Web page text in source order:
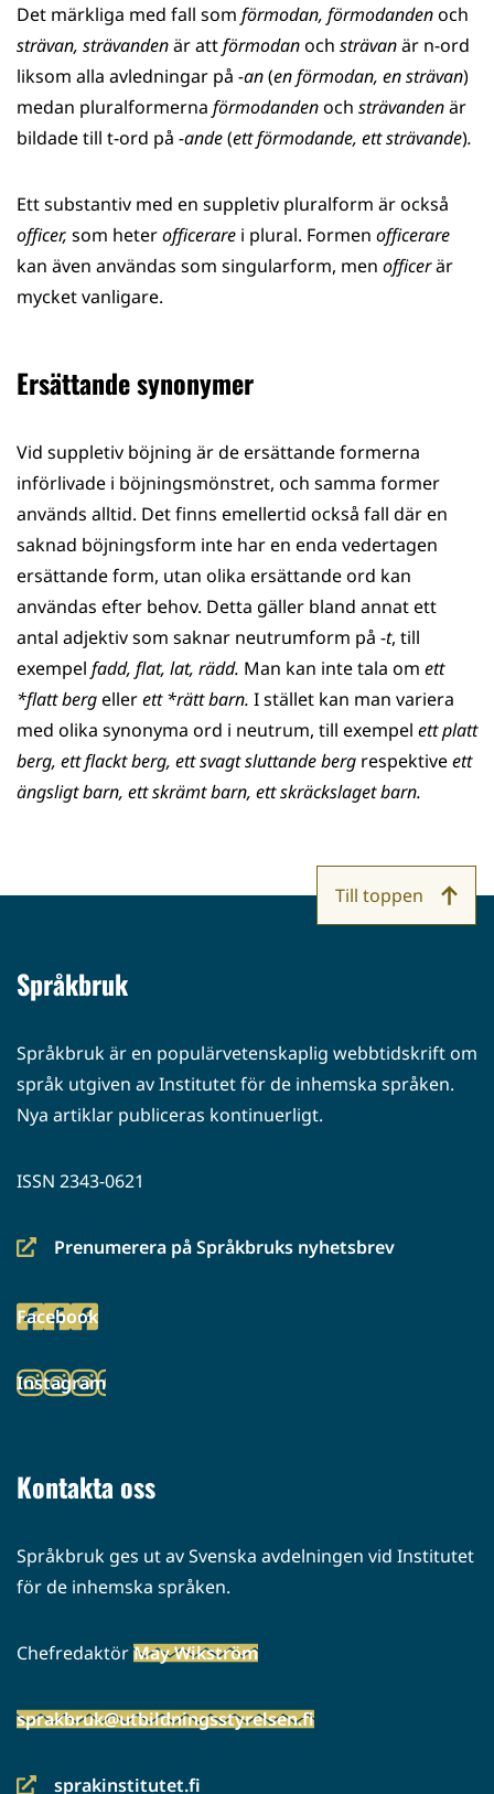
Det märkliga med fall som förmodan, förmodandenoch
strävan, strävandenär attförmodanoch strävanär n-ord
liksom alla avledningar på -an(en förmodan, en strävan)
medan pluralformerna förmodandenoch strävandenär
bildade till t-ord på -ande(ett förmodande, ett strävande).
Ett substantiv med en suppletiv pluralform är också
officer, som heterofficerare i plural. Formen officerare
kan även användas som singularform, men officerär
mycket vanligare.
Ersättande synonymer
Vid suppletiv böjning är de ersättande formerna
införlivade i böjningsmönstret, och samma former
används alltid. Det finns emellertid också fall där en
saknad böjningsform inte har en enda vedertagen
ersättande form, utan olika ersättande ord kan
användas efter behov. Detta gäller bland annat ett
antal adjektiv som saknar neutrumform på -t, till
exempel fadd, flat, lat, rädd. Man kan inte tala om ett
*flatt bergellerett *rätt barn. I stället kan man variera
med olika synonyma ord i neutrum, till exempel ett platt
berg, ett flackt berg, ett svagt sluttande berg respektiveett
ängsligt barn, ett skrämt barn, ett skräckslaget barn.
Språkbruk
Språkbruk är en populärvetenskaplig webbtidskrift om
språk utgiven av Institutet för de inhemska språken.
Nya artiklar publiceras kontinuerligt.
ISSN 2343-0621
Prenumerera på Språkbruks nyhetsbrev
(siirryt
palveluun)
Facebook
(siirryt
palveluun)
Instagram
(siirryt
Kontakta oss
Språkbruk ges ut av Svenska avdelningen vid Institutet
för de inhemska språken.
ChefredaktörMay Wikström
sprakbruk@utbildningsstyrelsen.fi
sprakinstitutet.fi
Till toppen